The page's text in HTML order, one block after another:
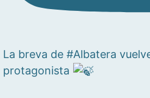
La breva de #Albatera
protagonista